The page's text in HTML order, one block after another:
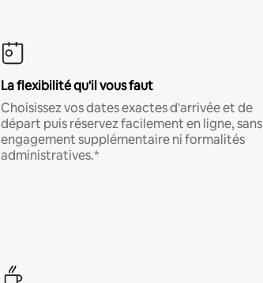
La flexibilité qu'il vous faut
Choisissez vos dates exactes d'arrivée et de
départ puis réservez facilement en ligne, sans
engagement supplémentaire ni formalités
administratives.*